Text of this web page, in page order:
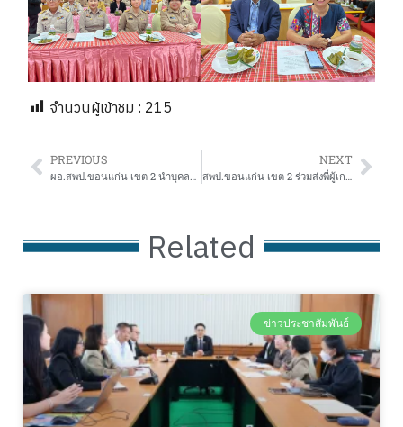
จำนวนผู้เข้าชม : 215
PREVIOUS NEXT
Related
ข่าวประชาสัมพันธ์